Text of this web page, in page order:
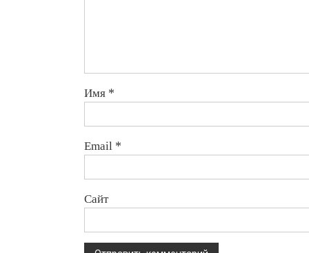
Имя *
Email *
Сайт